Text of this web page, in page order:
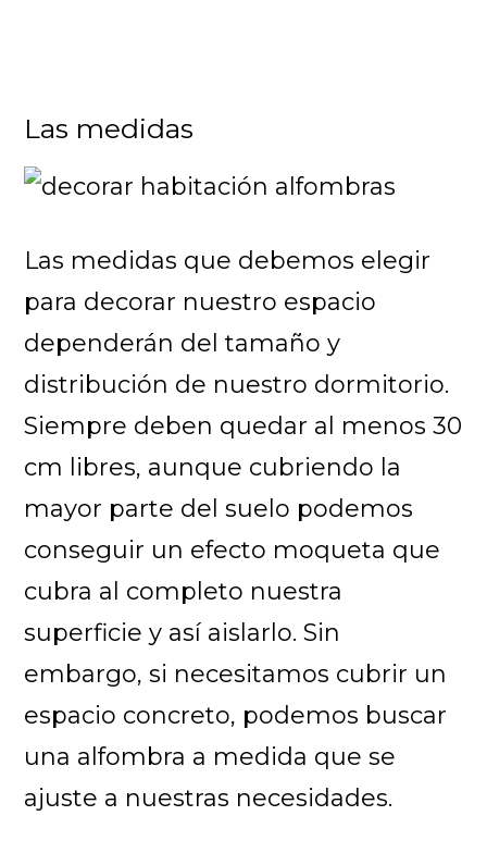
Las medidas
Las medidas que debemos elegir
para decorar nuestro espacio
dependerán del tamaño y
distribución de nuestro dormitorio.
Siempre deben quedar al menos 30
cm libres, aunque cubriendo la
mayor parte del suelo podemos
conseguir un efecto moqueta que
cubra al completo nuestra
superficie y así aislarlo. Sin
embargo, si necesitamos cubrir un
espacio concreto, podemos buscar
una alfombra a medida que se
ajuste a nuestras necesidades.